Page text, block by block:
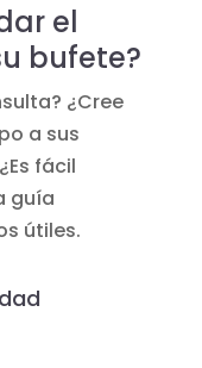
el
bufete?
¿Cree
a sus
fácil
guía
útiles.